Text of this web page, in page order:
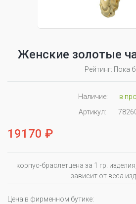
Женские золотые
Рейтинг: Пока
Наличие:
в
Артикул:
19170 ₽
корпус-браслетцена за 1 гр.
зависит от веса
Цена в фирменном бутике: